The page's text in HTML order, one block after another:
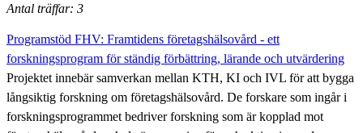
Antal träffar: 3
Programstöd FHV: Framtidens företagshälsovård - ett
forskningsprogram för ständig förbättring, lärande och utvärdering
Projektet innebär samverkan mellan KTH, KI och IVL för att bygga
långsiktig forskning om företagshälsovård. De forskare som ingår i
forskningsprogrammet bedriver forskning som är kopplad mot